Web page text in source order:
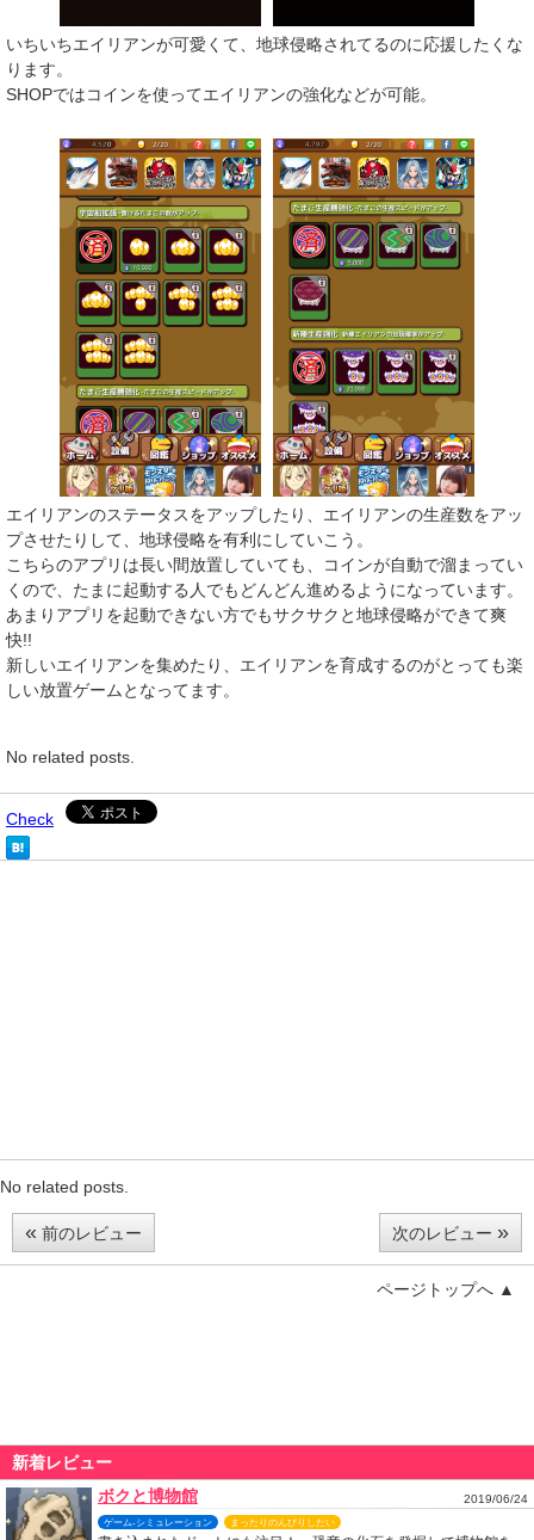
いちいちエイリアンが可愛くて、地球侵略されてるのに応援したくな
ります。
SHOPではコインを使ってエイリアンの強化などが可能。
エイリアンのステータスをアップしたり、エイリアンの生産数をアッ
プさせたりして、地球侵略を有利にしていこう。
こちらのアプリは長い間放置していても、コインが自動で溜まってい
くので、たまに起動する人でもどんどん進めるようになっています。
あまりアプリを起動できない方でもサクサクと地球侵略ができて爽
快!!
新しいエイリアンを集めたり、エイリアンを育成するのがとっても楽
しい放置ゲームとなってます。
No related posts.
Check
No related posts.
« 前のレビュー 次のレビュー »
ページトップへ ▲
新着レビュー
ボクと博物館
2019/06/24
ゲーム-シミュレーション まったりのんびりしたい